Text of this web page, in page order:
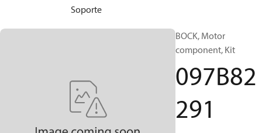
Soporte
BOCK, Motor
component, Kit
097B82
291